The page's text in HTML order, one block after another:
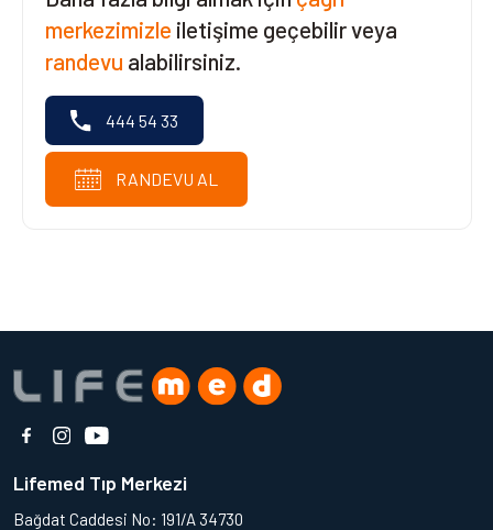
merkezimizle iletişime geçebilir veya
randevu alabilirsiniz.
444 54 33
RANDEVU AL
Lifemed Tıp Merkezi
Bağdat Caddesi No: 191/A 34730